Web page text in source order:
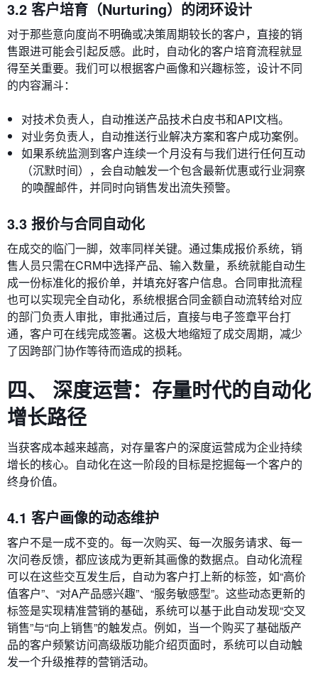
3.2 客户培育（Nurturing）的闭环设计
对于那些意向度尚不明确或决策周期较长的客户，直接的销
售跟进可能会引起反感。此时，自动化的客户培育流程就显
得至关重要。我们可以根据客户画像和兴趣标签，设计不同
的内容漏斗：
对技术负责人，自动推送产品技术白皮书和API文档。
对业务负责人，自动推送行业解决方案和客户成功案例。
如果系统监测到客户连续一个月没有与我们进行任何互动
（沉默时间），会自动触发一个包含最新优惠或行业洞察
的唤醒邮件，并同时向销售发出流失预警。
3.3 报价与合同自动化
在成交的临门一脚，效率同样关键。通过集成报价系统，销
售人员只需在CRM中选择产品、输入数量，系统就能自动生
成一份标准化的报价单，并填充好客户信息。合同审批流程
也可以实现完全自动化，系统根据合同金额自动流转给对应
的部门负责人审批，审批通过后，直接与电子签章平台打
通，客户可在线完成签署。这极大地缩短了成交周期，减少
了因跨部门协作等待而造成的损耗。
四、 深度运营：存量时代的自动化
增长路径
当获客成本越来越高，对存量客户的深度运营成为企业持续
增长的核心。自动化在这一阶段的目标是挖掘每一个客户的
终身价值。
4.1 客户画像的动态维护
客户不是一成不变的。每一次购买、每一次服务请求、每一
次问卷反馈，都应该成为更新其画像的数据点。自动化流程
可以在这些交互发生后，自动为客户打上新的标签，如“高价
值客户”、“对A产品感兴趣”、“服务敏感型”。这些动态更新的
标签是实现精准营销的基础，系统可以基于此自动发现“交叉
销售”与“向上销售”的触发点。例如，当一个购买了基础版产
品的客户频繁访问高级版功能介绍页面时，系统可以自动触
发一个升级推荐的营销活动。